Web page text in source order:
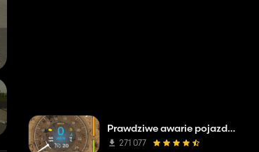
Prawdziwe awarie pojazdów
271 077